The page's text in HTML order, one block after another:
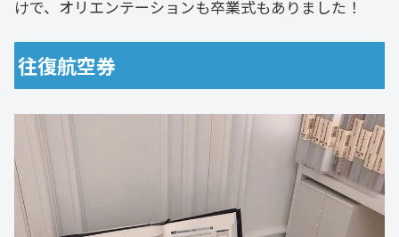
けで、オリエンテーションも卒業式もありました！
往復航空券